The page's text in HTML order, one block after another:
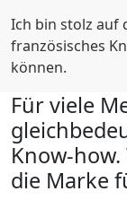
Ich bin stolz auf
französisches
können.
Für viele
Know-
die Marke